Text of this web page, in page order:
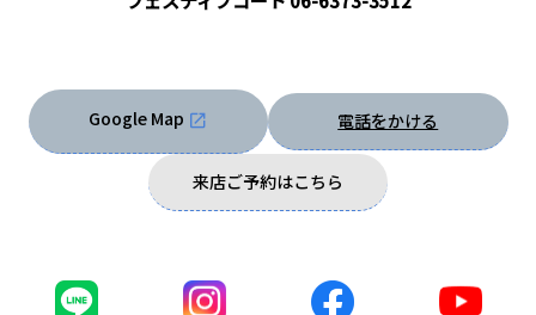
Google Map 電話をかける
来店ご予約はこちら